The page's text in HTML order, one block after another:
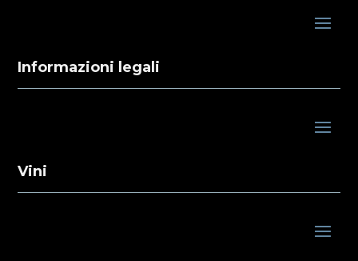
Informazioni legali
Vini